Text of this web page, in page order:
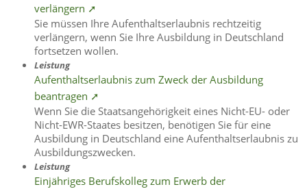
verlängern ➚
Sie müssen Ihre Aufenthaltserlaubnis rechtzeitig
verlängern, wenn Sie Ihre Ausbildung in Deutschland
fortsetzen wollen.
Leistung
Aufenthaltserlaubnis zum Zweck der Ausbildung
beantragen ➚
Wenn Sie die Staatsangehörigkeit eines Nicht-EU- oder
Nicht-EWR-Staates besitzen, benötigen Sie für eine
Ausbildung in Deutschland eine Aufenthaltserlaubnis zu
Ausbildungszwecken.
Leistung
Einjähriges Berufskolleg zum Erwerb der